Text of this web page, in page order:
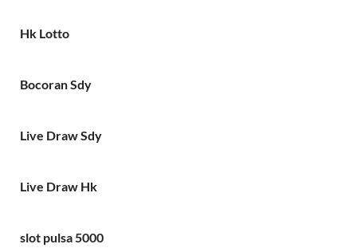
Hk Lotto
Bocoran Sdy
Live Draw Sdy
Live Draw Hk
slot pulsa 5000